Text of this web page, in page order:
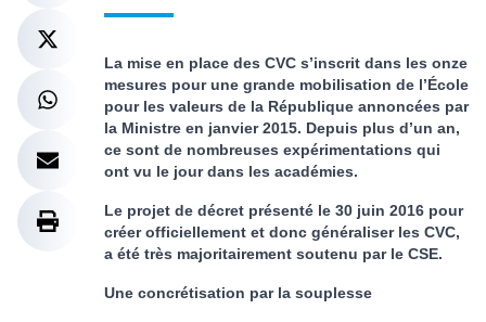
La mise en place des CVC s’inscrit dans les onze
mesures pour une grande mobilisation de l’École
pour les valeurs de la République annoncées par
la Ministre en janvier 2015. Depuis plus d’un an,
ce sont de nombreuses expérimentations qui
ont vu le jour dans les académies.
Le projet de décret présenté le 30 juin 2016 pour
créer officiellement et donc généraliser les CVC,
a été très majoritairement soutenu par le CSE.
Une concrétisation par la souplesse